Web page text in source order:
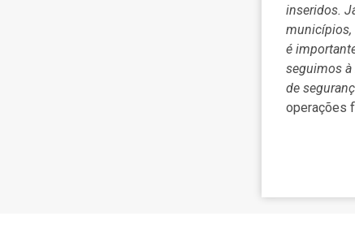
inseridos.
municípios,
é
seguimos à
de
operações